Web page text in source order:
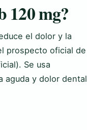
120 mg?
el dolor y la
prospecto oficial de
Se usa
aguda y dolor dental